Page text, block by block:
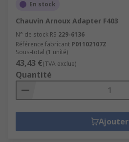
En stock
Chauvin Arnoux Adapter F403
N° de stock RS 229-6136
Référence fabricant P01102107Z
Sous-total (1 unité)
43,43 €(TVA exclue)
Quantité
Ajouter